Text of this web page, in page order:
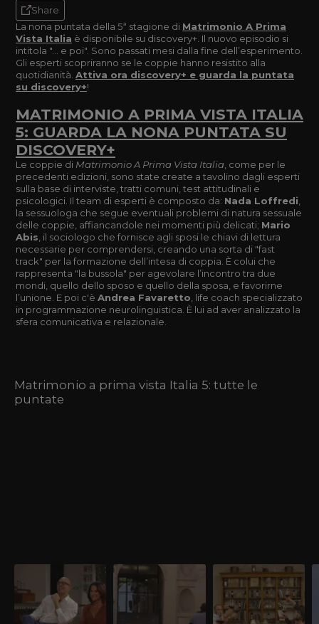
Share
La nona puntata della 5ª stagione di Matrimonio A Prima
Vista Italia è disponibile su discovery+. Il nuovo episodio si
intitola "... e poi". Sono passati mesi dalla fine dell’esperimento.
Gli esperti scopriranno se le coppie hanno resistito alla
quotidianità. Attiva ora discovery+ e guarda la puntata
su discovery+!
MATRIMONIO A PRIMA VISTA ITALIA
5: GUARDA LA NONA PUNTATA SU
DISCOVERY+
Le coppie di Matrimonio A Prima Vista Italia , come per le
precedenti edizioni, sono state create a tavolino dagli esperti
sulla base di interviste, tratti comuni, test attitudinali e
psicologici. Il team di esperti è composto da: Nada Loffredi
la sessuologa che segue eventuali problemi di natura sessuale
delle coppie, affiancandole nei momenti più delicati; Mario
Abis , il sociologo che fornisce agli sposi le chiavi di lettura
necessarie per comprendersi, creando una sorta di "fast
track" per la formazione dell’intesa di coppia. È colui che
rappresenta "la bussola" per agevolare l’incontro tra due
mondi, quello dello sposo e quello della sposa, e favorirne
l’unione. E poi c'è Andrea Favaretto , life coach specializzato
in programmazione neurolinguistica. È lui ad aver analizzato la
sfera comunicativa e relazionale.
Matrimonio a prima vista Italia 5: tutte le
puntate
Sono passati mesi dalla
fine dell’esperimento. Gli
La scelta finale
È il momento di
La reunion
Per la prima volta le tre
coppie trascorrono dei